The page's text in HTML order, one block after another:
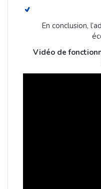
En conclusion,
Vidéo de